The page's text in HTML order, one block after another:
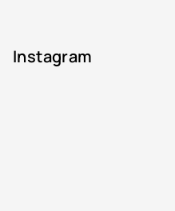
Instagram